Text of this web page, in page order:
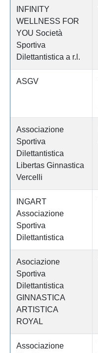
INFINITY
WELLNESS FOR
YOU Società
Sportiva
Dilettantistica a r.l.
ASGV
Associazione
Sportiva
Dilettantistica
Libertas Ginnastica
Vercelli
INGART
Associazione
Sportiva
Dilettantistica
Asociazione
Sportiva
Dilettantistica
GINNASTICA
ARTISTICA
ROYAL
Associazione